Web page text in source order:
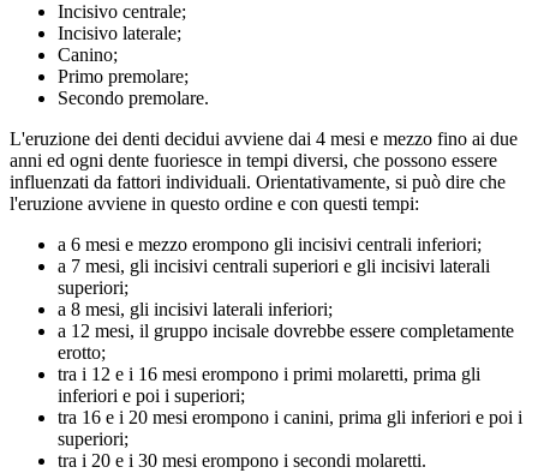
Incisivo centrale;
Incisivo laterale;
Canino;
Primo premolare;
Secondo premolare.
L'eruzione dei denti decidui avviene dai 4 mesi e mezzo fino ai due
anni ed ogni dente fuoriesce in tempi diversi, che possono essere
influenzati da fattori individuali. Orientativamente, si può dire che
l'eruzione avviene in questo ordine e con questi tempi:
a 6 mesi e mezzo erompono gli incisivi centrali inferiori;
a 7 mesi, gli incisivi centrali superiori e gli incisivi laterali
superiori;
a 8 mesi, gli incisivi laterali inferiori;
a 12 mesi, il gruppo incisale dovrebbe essere completamente
erotto;
tra i 12 e i 16 mesi erompono i primi molaretti, prima gli
inferiori e poi i superiori;
tra 16 e i 20 mesi erompono i canini, prima gli inferiori e poi i
superiori;
tra i 20 e i 30 mesi erompono i secondi molaretti.